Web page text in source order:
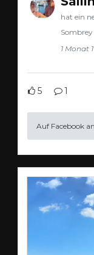
hat ein
Sombrey
1 Monat
5 1
Auf Facebook